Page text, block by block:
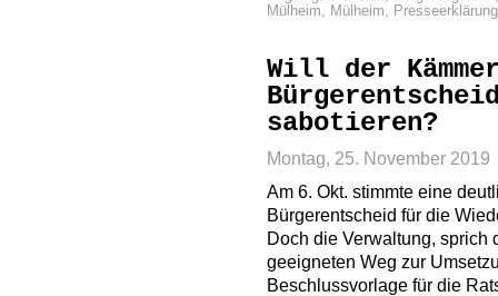
Mülheim, Mülheim,
Will der
sabotieren?
Montag, 25. November 2019
Am 6. Okt. stimmte eine
Bürgerentscheid für die
Doch die Verwaltung, sprich
geeigneten Weg zur
Beschlussvorlage für die